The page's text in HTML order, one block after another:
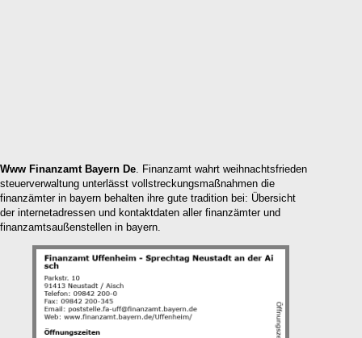
Www Finanzamt Bayern De. Finanzamt wahrt weihnachtsfrieden
steuerverwaltung unterlässt vollstreckungsmaßnahmen die
finanzämter in bayern behalten ihre gute tradition bei: Übersicht
der internetadressen und kontaktdaten aller finanzämter und
finanzamtsaußenstellen in bayern.